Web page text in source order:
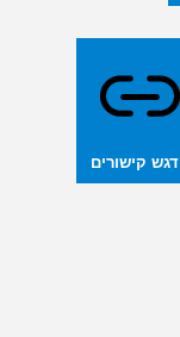
קישורים